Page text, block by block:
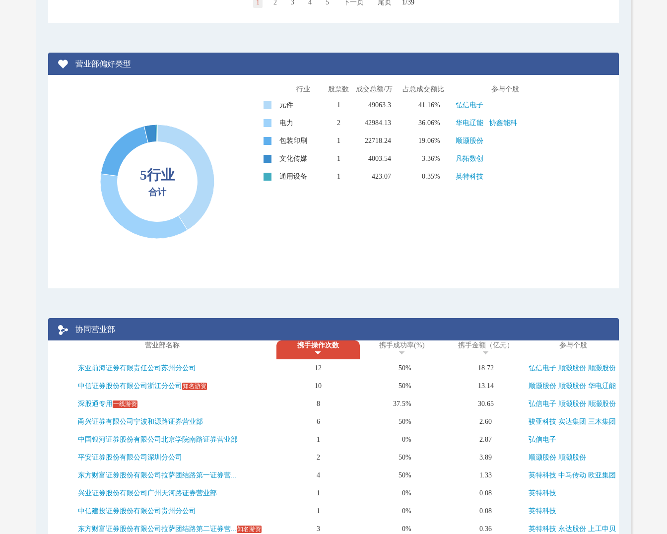
1 2 3 4 5 下一页 尾页 1/39
营业部偏好类型
5行业
合计
行业 股票数 成交总额/万 占总成交额比 参与个股
元件 1 49063.3 41.16% 弘信电子
电力 2 42984.13 36.06% 华电辽能 协鑫能科
包装印刷 1 22718.24 19.06% 顺灏股份
文化传媒 1 4003.54 3.36% 凡拓数创
通用设备 1 423.07 0.35% 英特科技
协同营业部
营业部名称 携手操作次数 携手成功率(%) 携手金额（亿元） 参与个股
东亚前海证券有限责任公司苏州分公司 12 50% 18.72 弘信电子 顺灏股份 顺灏股份
中信证券股份有限公司浙江分公司 知名游资 10 50% 13.14 顺灏股份 顺灏股份 华电辽能
深股通专用 一线游资 8 37.5% 30.65 弘信电子 顺灏股份 顺灏股份
甬兴证券有限公司宁波和源路证券营业部 6 50% 2.60 骏亚科技 实达集团 三木集团
中国银河证券股份有限公司北京学院南路证券营业部 1 0% 2.87 弘信电子
平安证券股份有限公司深圳分公司 2 50% 3.89 顺灏股份 顺灏股份
东方财富证券股份有限公司拉萨团结路第一证券营... 4 50% 1.33 英特科技 中马传动 欧亚集团
兴业证券股份有限公司广州天河路证券营业部 1 0% 0.08 英特科技
中信建投证券股份有限公司贵州分公司 1 0% 0.08 英特科技
东方财富证券股份有限公司拉萨团结路第二证券营...知名游资 3 0% 0.36 英特科技 永达股份 上工申贝